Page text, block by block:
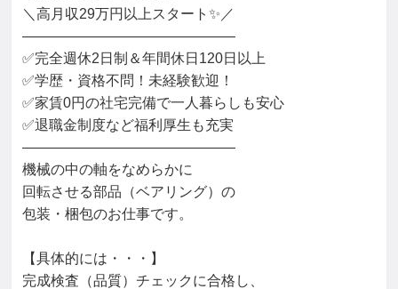
玉掛け技能講習修了
小型移動式クレーン運転技能講習修了
床上操作式クレーン運転技能講習修了
フォークリフト運転技能講習修了
ガス溶接技能講習修了
機械検査技能士
工場板金技能士1級
工業包装技能士1級
普通自動二輪車免許
工場
製品 部品 鋼製下地組立
検査機器調整/検査
検査機器
梱包/包装
マスキング/コーティング
設備保全
軸受/ベアリング製品開発
＼高月収29万円以上スタート✨／
―――――――――――――――
✅完全週休2日制＆年間休日120日以上
✅学歴・資格不問！未経験歓迎！
✅家賃0円の社宅完備で一人暮らしも安心
✅退職金制度など福利厚生も充実
―――――――――――――――
機械の中の軸をなめらかに
回転させる部品（ベアリング）の
包装・梱包のお仕事です。
【具体的には・・・】
完成検査（品質）チェックに合格し、